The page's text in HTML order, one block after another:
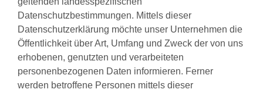
Datenschutzbestimmungen. Mittels dieser
Datenschutzerklärung möchte unser Unternehmen die
Öffentlichkeit über Art, Umfang und Zweck der von uns
erhobenen, genutzten und verarbeiteten
personenbezogenen Daten informieren. Ferner
werden betroffene Personen mittels dieser